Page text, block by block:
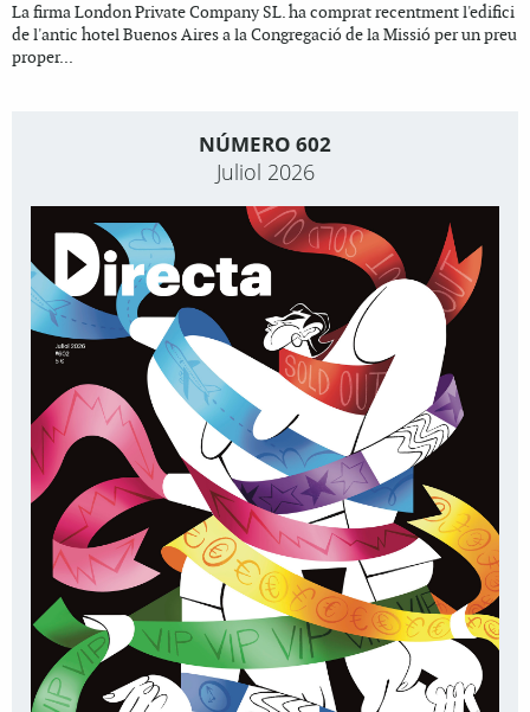
La firma London Private Company SL. ha comprat recentment l'edifici
de l'antic hotel Buenos Aires a la Congregació de la Missió per un preu
proper...
NÚMERO 602
Juliol 2026